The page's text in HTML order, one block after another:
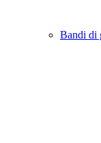
Bandi di